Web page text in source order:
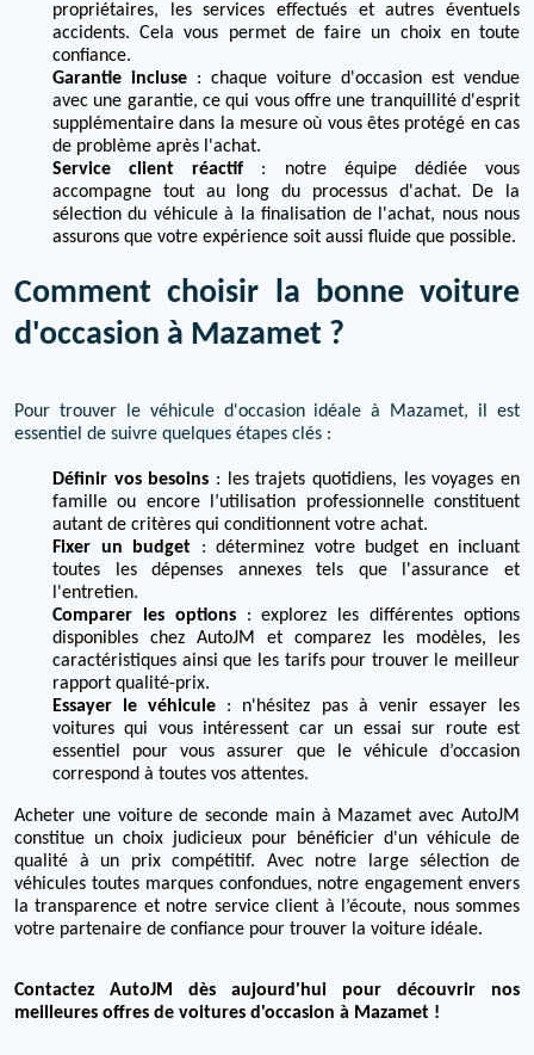
propriétaires, les services effectués et autres éventuels
accidents. Cela vous permet de faire un choix en toute
confiance.
Garantie incluse : chaque voiture d'occasion est vendue
avec une garantie, ce qui vous offre une tranquillité d'esprit
supplémentaire dans la mesure où vous êtes protégé en cas
de problème après l'achat.
Service client réactif : notre équipe dédiée vous
accompagne tout au long du processus d'achat. De la
sélection du véhicule à la finalisation de l'achat, nous nous
assurons que votre expérience soit aussi fluide que possible.
Comment choisir la bonne voiture
d'occasion à Mazamet ?
Pour trouver le véhicule d'occasion idéale à Mazamet, il est
essentiel de suivre quelques étapes clés :
Définir vos besoins : les trajets quotidiens, les voyages en
famille ou encore l’utilisation professionnelle constituent
autant de critères qui conditionnent votre achat.
Fixer un budget : déterminez votre budget en incluant
toutes les dépenses annexes tels que l'assurance et
l'entretien.
Comparer les options: explorez les différentes options
disponibles chez AutoJM et comparez les modèles, les
caractéristiques ainsi que les tarifs pour trouver le meilleur
rapport qualité-prix.
Essayer le véhicule : n'hésitez pas à venir essayer les
voitures qui vous intéressent car un essai sur route est
essentiel pour vous assurer que le véhicule d’occasion
correspond à toutes vos attentes.
Acheter une voiture de seconde main à Mazamet avec AutoJM
constitue un choix judicieux pour bénéficier d'un véhicule de
qualité à un prix compétitif. Avec notre large sélection de
véhicules toutes marques confondues, notre engagement envers
la transparence et notre service client à l’écoute, nous sommes
votre partenaire de confiance pour trouver la voiture idéale.
Contactez AutoJM dès aujourd'hui pour découvrir nos
meilleures offres de voitures d'occasion à Mazamet !